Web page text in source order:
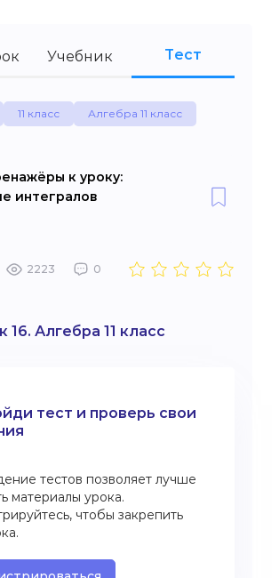
Учебник Тест
11 класс Алгебра 11 класс
к уроку:
интегралов
2223 0
16. Алгебра 11 класс
тест и проверь свои
тестов позволяет лучше
материалы урока.
чтобы закрепить